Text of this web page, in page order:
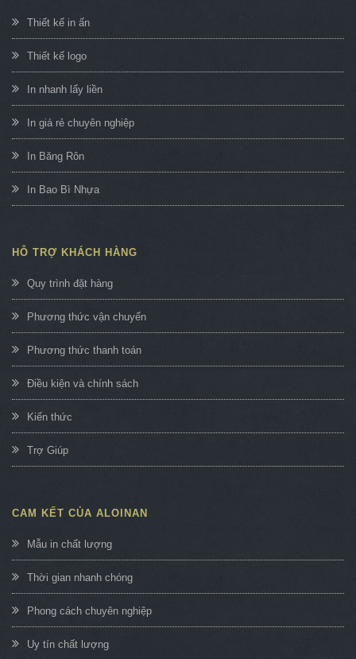
Thiết kế in ấn
Thiết kế logo
In nhanh lấy liền
In giá rẻ chuyên nghiệp
In Băng Rôn
In Bao Bì Nhựa
HỖ TRỢ KHÁCH HÀNG
Quy trình đặt hàng
Phương thức vận chuyển
Phương thức thanh toán
Điều kiện và chính sách
Kiến thức
Trợ Giúp
CAM KẾT CỦA ALOINAN
Mẫu in chất lượng
Thời gian nhanh chóng
Phong cách chuyên nghiệp
Uy tín chất lượng